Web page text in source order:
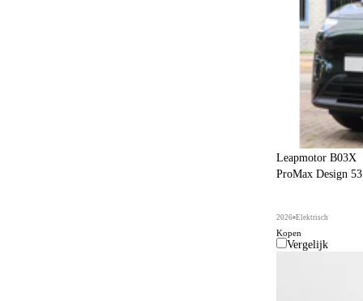
Leapmotor B03X
ProMax Design
2026 Elektrisch
Kopen
Vergelijk